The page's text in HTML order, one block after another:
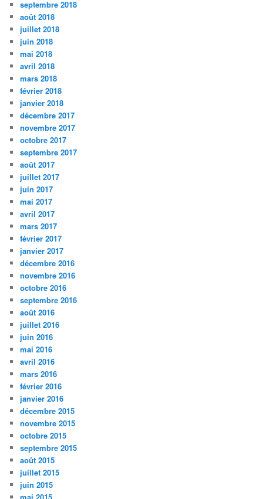
septembre 2018
août 2018
juillet 2018
juin 2018
mai 2018
avril 2018
mars 2018
février 2018
janvier 2018
décembre 2017
novembre 2017
octobre 2017
septembre 2017
août 2017
juillet 2017
juin 2017
mai 2017
avril 2017
mars 2017
février 2017
janvier 2017
décembre 2016
novembre 2016
octobre 2016
septembre 2016
août 2016
juillet 2016
juin 2016
mai 2016
avril 2016
mars 2016
février 2016
janvier 2016
décembre 2015
novembre 2015
octobre 2015
septembre 2015
août 2015
juillet 2015
juin 2015